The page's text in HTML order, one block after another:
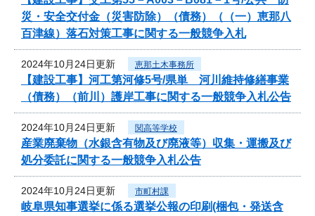
災・安全交付金（災害防除）（債務）（（一）恵那八
百津線）落石対策工事に関する一般競争入札
2024年10月24日更新 恵那土木事務所
【建設工事】河工第河修5号/県単 河川維持修繕事業
（債務）（前川）護岸工事に関する一般競争入札公告
2024年10月24日更新 関高等学校
産業廃棄物（水銀含有物及び廃液等）収集・運搬及び
処分委託に関する一般競争入札公告
2024年10月24日更新 市町村課
岐阜県知事選挙に係る選挙公報の印刷(梱包・発送含